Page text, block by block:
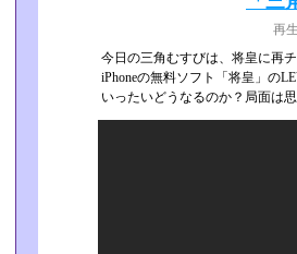
再
今日の三角むすびは、将皇に再チ
iPhoneの無料ソフト「将皇」の
いったいどうなるのか？局面は